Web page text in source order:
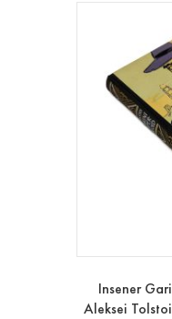
Insener
Aleksei